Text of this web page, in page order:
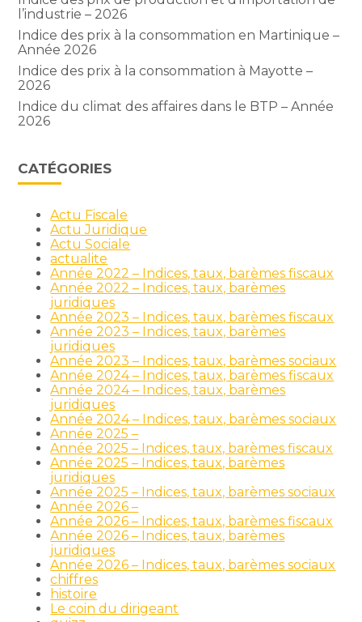
l’industrie – 2026
Indice des prix à la consommation en Martinique –
Année 2026
Indice des prix à la consommation à Mayotte –
2026
Indice du climat des affaires dans le BTP – Année
2026
CATÉGORIES
Actu Fiscale
Actu Juridique
Actu Sociale
actualite
Année 2022 – Indices, taux, barèmes fiscaux
Année 2022 – Indices, taux, barèmes
juridiques
Année 2023 – Indices, taux, barèmes fiscaux
Année 2023 – Indices, taux, barèmes
juridiques
Année 2023 – Indices, taux, barèmes sociaux
Année 2024 – Indices, taux, barèmes fiscaux
Année 2024 – Indices, taux, barèmes
juridiques
Année 2024 – Indices, taux, barèmes sociaux
Année 2025 –
Année 2025 – Indices, taux, barèmes fiscaux
Année 2025 – Indices, taux, barèmes
juridiques
Année 2025 – Indices, taux, barèmes sociaux
Année 2026 –
Année 2026 – Indices, taux, barèmes fiscaux
Année 2026 – Indices, taux, barèmes
juridiques
Année 2026 – Indices, taux, barèmes sociaux
chiffres
histoire
Le coin du dirigeant